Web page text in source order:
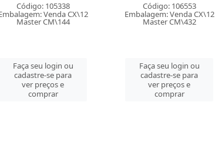
Código: 106553
Embalagem: Venda CX\12
Master CM\432
Faça seu login ou
cadastre-se para
ver preços e
comprar
Código: 106554
Embalagem: Venda CX\6
Master CM\216
Faça seu login ou
cadastre-se para
ver preços e
comprar